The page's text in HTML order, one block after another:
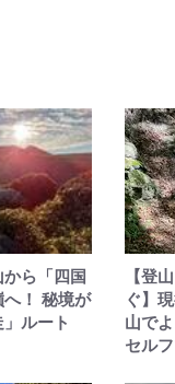
から「四国
！ 秘境が
ルート
【登
ぐ】
山で
セル